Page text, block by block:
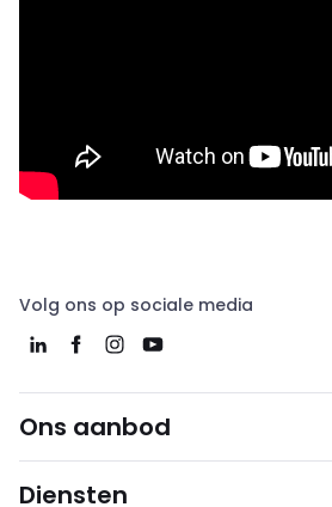
Volg ons op sociale media
Ons aanbod
Diensten